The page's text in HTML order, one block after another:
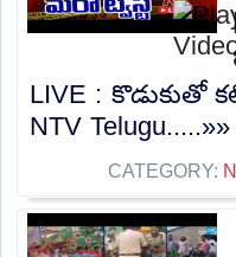
LIVE : కొడుకుతో
NTV Telugu.....»»
CATEGORY: